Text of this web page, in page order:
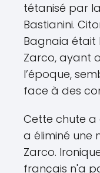
tétanisé par
Bastianini.
Bagnaia était
Zarco, ayant
l’époque,
face à des
Cette chute
a éliminé une
Zarco.
français n'a